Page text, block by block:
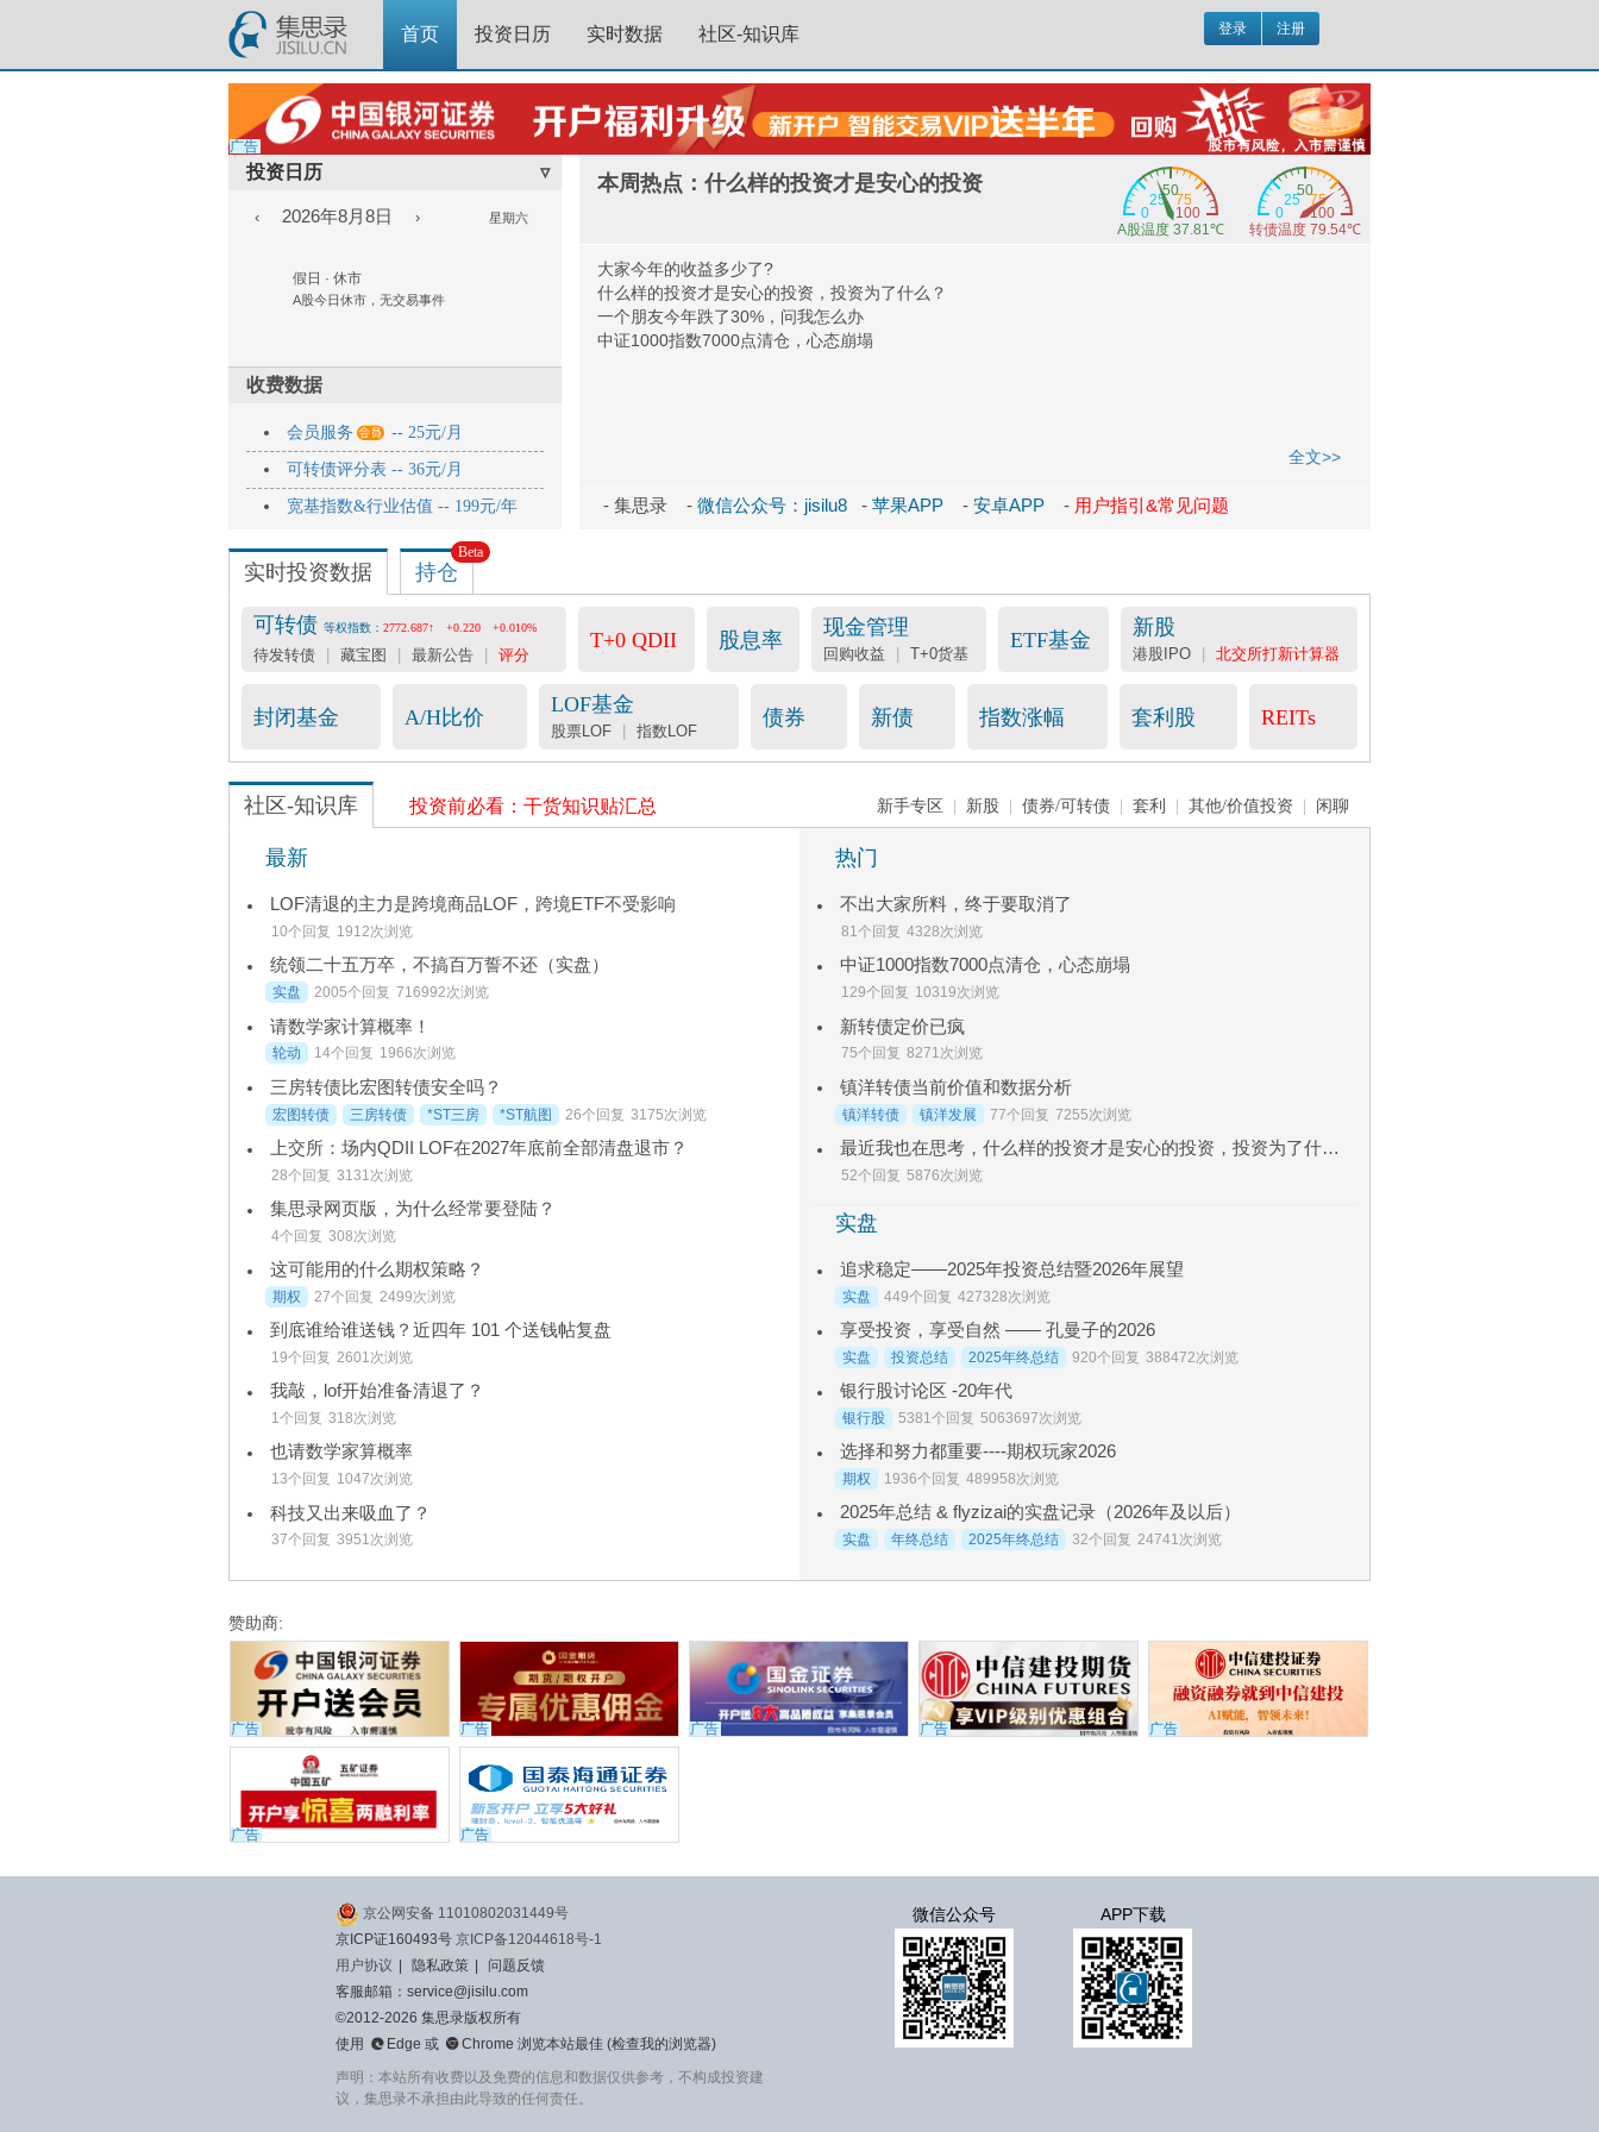
首页 投资日历 实时数据 社区-知识库 登录 注册
广告
投资日历 ▿
‹ 2026年8月8日 › 星期六
假日 · 休市
A股今日休市，无交易事件
收费数据
会员服务  -- 25元/月
可转债评分表 -- 36元/月
宽基指数&行业估值 -- 199元/年
本周热点：什么样的投资才是安心的投资
大家今年的收益多少了?
什么样的投资才是安心的投资，投资为了什么？
一个朋友今年跌了30%，问我怎么办
中证1000指数7000点清仓，心态崩塌
全文>>
- 集思录 - 微信公众号：jisilu8 - 苹果APP - 安卓APP - 用户指引&常见问题
实时投资数据 持仓
Beta
可转债 等权指数： 2772.687↑ +0.220 +0.010%
待发转债 藏宝图 最新公告 评分
T+0 QDII 股息率
现金管理
回购收益 | T+0货基
ETF基金
新股
港股IPO | 北交所打新计算器
封闭基金 A/H比价
LOF基金
股票LOF | 指数LOF
债券 新债 指数涨幅 套利股 REITs
社区-知识库 投资前必看：干货知识贴汇总 新手专区 新股 债券/可转债 套利 其他/价值投资 闲聊
最新
LOF清退的主力是跨境商品LOF，跨境ETF不受影响
10个回复 1912次浏览
统领二十五万卒，不搞百万誓不还（实盘）
实盘 2005个回复 716992次浏览
请数学家计算概率！
轮动 14个回复 1966次浏览
三房转债比宏图转债安全吗？
宏图转债 三房转债 *ST三房 *ST航图 26个回复 3175次浏览
上交所：场内QDII LOF在2027年底前全部清盘退市？
28个回复 3131次浏览
集思录网页版，为什么经常要登陆？
4个回复 308次浏览
这可能用的什么期权策略？
期权 27个回复 2499次浏览
到底谁给谁送钱？近四年 101 个送钱帖复盘
19个回复 2601次浏览
我敲，lof开始准备清退了？
1个回复 318次浏览
也请数学家算概率
13个回复 1047次浏览
科技又出来吸血了？
37个回复 3951次浏览
热门
不出大家所料，终于要取消了
81个回复 4328次浏览
中证1000指数7000点清仓，心态崩塌
129个回复 10319次浏览
新转债定价已疯
75个回复 8271次浏览
镇洋转债当前价值和数据分析
镇洋转债 镇洋发展 77个回复 7255次浏览
最近我也在思考，什么样的投资才是安心的投资，投资为了什么？
52个回复 5876次浏览
实盘
追求稳定——2025年投资总结暨2026年展望
实盘 449个回复 427328次浏览
享受投资，享受自然 —— 孔曼子的2026
实盘 投资总结 2025年终总结 920个回复 388472次浏览
银行股讨论区 -20年代
银行股 5381个回复 5063697次浏览
选择和努力都重要----期权玩家2026
期权 1936个回复 489958次浏览
2025年总结 & flyzizai的实盘记录（2026年及以后）
实盘 年终总结 2025年终总结 32个回复 24741次浏览
赞助商:
广告 广告 广告 广告 广告
广告 广告
京公网安备 11010802031449号
京ICP证160493号 京ICP备12044618号-1
用户协议
隐私政策
问题反馈
客服邮箱：service@jisilu.com
©2012-2026 集思录版权所有
使用
 Edge 或 Chrome 浏览本站最佳 (检查我的浏览器)
声明：本站所有收费以及免费的信息和数据仅供参考，不构成投资建
议，集思录不承担由此导致的任何责任。
微信公众号 APP下载